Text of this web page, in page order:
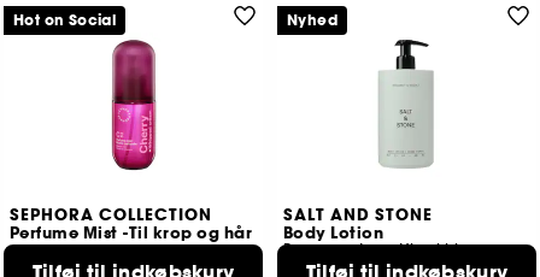
SEPHORA COLLECTION
Perfume Mist -Til krop og hår
55
Hot on Social
SALT AND STONE
Body Lotion
Bergamot og Hinoki kropscreme
1288
Nyhed